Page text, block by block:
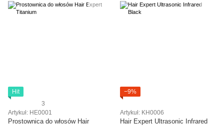
Hit
3
Artykuł: HE0001
Prostownica do włosów Hair
−9%
Artykuł: KH0006
Hair Expert Ultrasonic Infrared